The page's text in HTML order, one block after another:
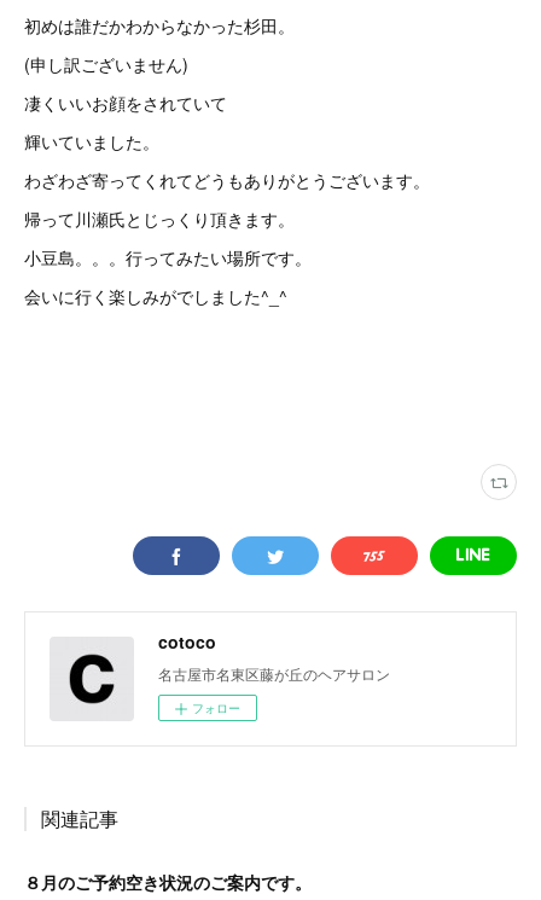
初めは誰だかわからなかった杉田。
(申し訳ございません)
凄くいいお顔をされていて
輝いていました。
わざわざ寄ってくれてどうもありがとうございます。
帰って川瀬氏とじっくり頂きます。
小豆島。。。行ってみたい場所です。
会いに行く楽しみがでしました^_^
cotoco
名古屋市名東区藤が丘のヘアサロン
フォロー
関連記事
８月のご予約空き状況のご案内です。